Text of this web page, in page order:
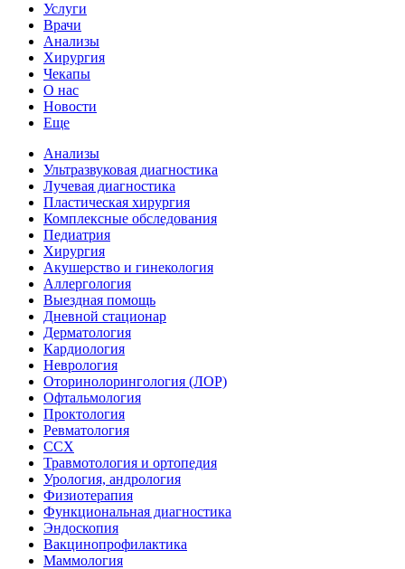
Услуги
Врачи
Анализы
Хирургия
Чекапы
О нас
Новости
Еще
Анализы
Ультразвуковая диагностика
Лучевая диагностика
Пластическая хирургия
Комплексные обследования
Педиатрия
Хирургия
Акушерство и гинекология
Аллергология
Выездная помощь
Дневной стационар
Дерматология
Кардиология
Неврология
Оторинолорингология (ЛОР)
Офтальмология
Проктология
Ревматология
ССХ
Травмотология и ортопедия
Урология, андрология
Физиотерапия
Функциональная диагностика
Эндоскопия
Вакцинопрофилактика
Маммология